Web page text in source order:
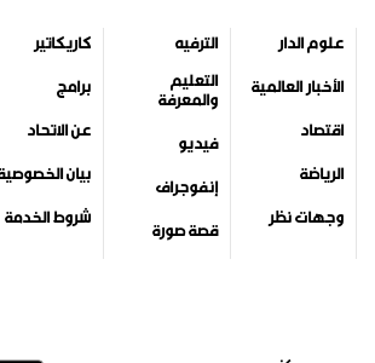
علوم الدار
الأخبار العالمية
اقتصاد
الرياضة
وجهات نظر
الترفيه
التعليم
والمعرفة
فيديو
إنفوجراف
قصة صورة
كاريكاتير
برامج
عن الاتحاد
بيان
شروط الخدمة